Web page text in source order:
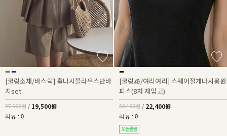
[쿨링소재/바스락] 훌나시블라우스반바
지set
27,900원 / 19,500원
리뷰 : 0
[쿨링🧊/여리여리] 스퀘어절개나시롱원
피스(8차 재입고)
32,100원 / 22,400원
리뷰 : 0